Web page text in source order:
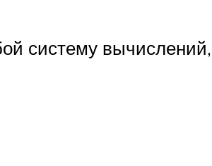
систему вычислений,